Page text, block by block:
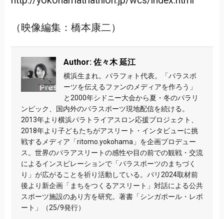
（映像編集：橋本康二）
Author: 佐々木 延江
横浜生まれ。パラフォト代表。「パラスポ
ーツを伝えるファンのメディアを作ろう」
と2000年シドニー大会から夏・冬のパラリ
ンピック、国内外のパラスポーツ現地配信を続ける。
2013年より横浜パラトライアスロン応援プロジェクト、
2018年より子どもたちがアスリート・インタビューに挑
戦するメディア「ritomo.yokohama」を企画プロデュー
ス。世界のパラアスリートの感性や目の前での観戦・交流
によるインスピレーションで「パラスポーツのまちづく
り」が広がることを祈り活動している。パリ2024取材前
後より新企画「まちをつくるアスリート」対話による公共
スポーツ施設のあり方を研究。著書「シンガポール・レポ
ート」（25/9発行）